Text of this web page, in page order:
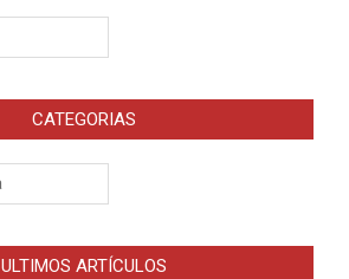
CATEGORIAS
ULTIMOS ARTÍCULOS